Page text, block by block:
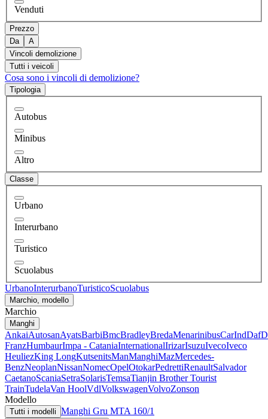
Venduti
Prezzo
Da
A
Vincoli demolizione
Tutti i veicoli
Cosa sono i vincoli di demolizione?
Tipologia
Autobus
Minibus
Altro
Classe
Urbano
Interurbano
Turistico
Scuolabus
UrbanoInterurbanoTuristicoScuolabus
Marchio, modello
Marchio
Manghi
AnkaiAutosanAyatsBarbiBmcBradleyBredaMenarinibusCarIndDaf
FranzHumbaurImpa - CataniaInternationalIrizarIsuzuIvecoIveco
HeuliezKing LongKutsenitsManManghiMazMercedes-
BenzNeoplanNissanNomecOpelOtokarPedrettiRenaultSalvador
CaetanoScaniaSetraSolarisTemsaTianjin Brother Tourist
TrainTudelaVan HoolVdlVolkswagenVolvoZonson
Modello
Tutti i modelli Manghi Gru MTA 160/1